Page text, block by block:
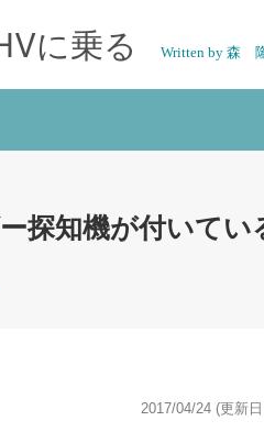
に乗る Written by 森
探知機が付いてい
2017/04/24 (更新